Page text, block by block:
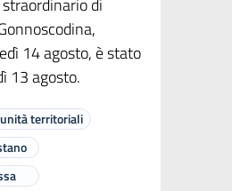
di
14 agosto, è stato
13 agosto.
territoriali